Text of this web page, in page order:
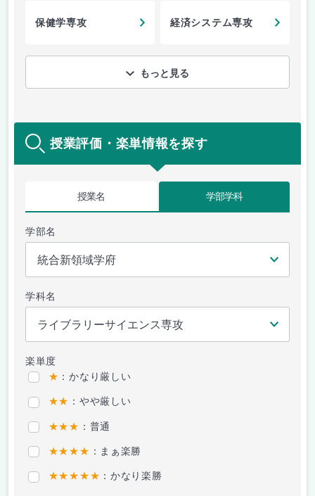
保健学専攻 経済システム専攻
もっと見る
授業評価・楽単情報を探す
授業名 学部学科
学部名
学科名
楽単度
★ ：かなり厳しい
★★ ：やや厳しい
★★★ ：普通
★★★★ ：まぁ楽勝
★★★★★ ：かなり楽勝